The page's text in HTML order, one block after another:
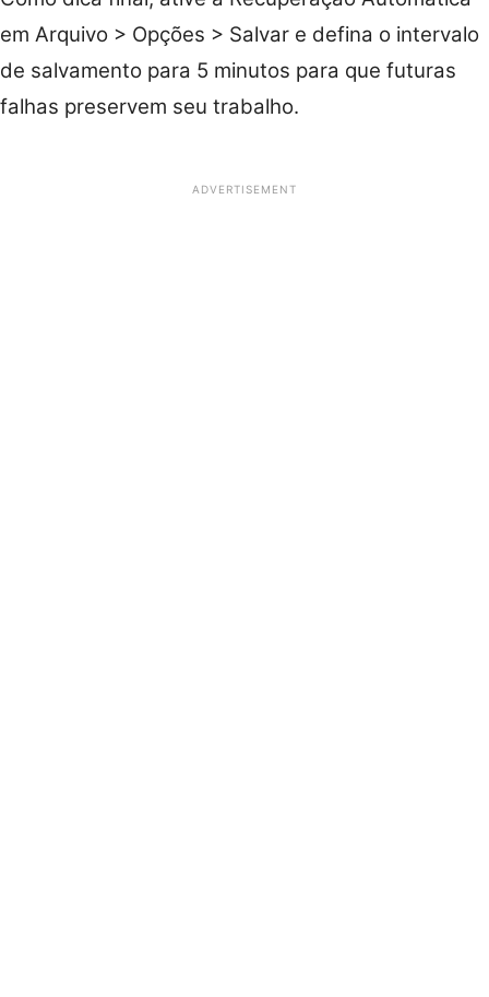
em Arquivo > Opções > Salvar e defina o intervalo
de salvamento para 5 minutos para que futuras
falhas preservem seu trabalho.
ADVERTISEMENT